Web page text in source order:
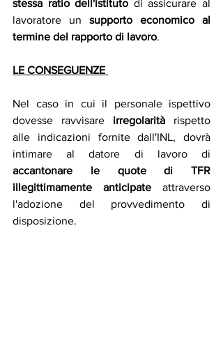
stessa ratio dell'istituto di assicurare al
lavoratore un supporto economico al
termine del rapporto di lavoro.
LE CONSEGUENZE
Nel caso in cui il personale ispettivo
dovesse ravvisare irregolarità rispetto
alle indicazioni fornite dall'INL, dovrà
accantonare le quote di TFR
illegittimamente anticipate attraverso
l'adozione del provvedimento di
disposizione.